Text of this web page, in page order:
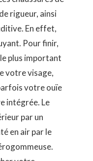
rigueur, ainsi
En effet,
Pour finir,
plus important
votre visage,
votre ouïe
intégrée. Le
par un
en air par le